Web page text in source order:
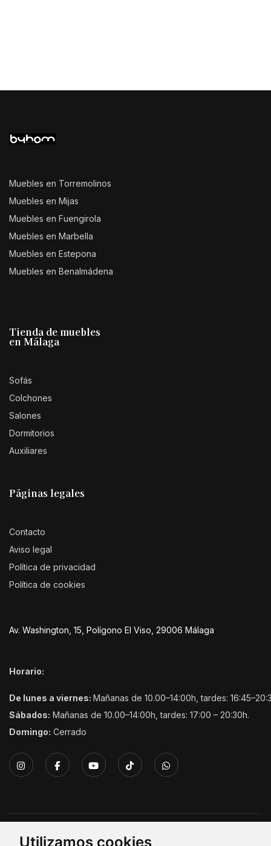
Utilizamos cookies
Muebles en Torremolinos
Muebles en Mijas
Muebles en Fuengirola
Muebles en Marbella
Muebles en Estepona
Muebles en Benalmádena
Tienda de muebles
en Málaga
Sofás
Colchones
Salones
Dormitorios
Auxiliares
Páginas legales
Contacto
Aviso legal
Política de privacidad
Política de cookies
Av. Washington, 15, Polígono El Viso, 29006 Málaga
Horario:
De lunes a viernes: Mañanas de 10.00–14:00h, tardes:
Sábados: Mañanas de 10.00–14:00h, tardes: 17:00 – 20:30h.
Domingo: Cerrado